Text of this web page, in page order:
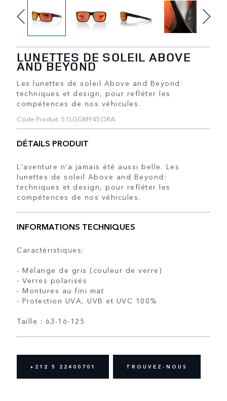
LUNETTES DE SOLEIL ABOVE
AND BEYOND
Les lunettes de soleil Above and Beyond:
techniques et design, pour refléter les
compétences de nos véhicules.
Code Produit: 51LGGM945ORA
DÉTAILS PRODUIT
L'aventure n'a jamais été aussi belle. Les
lunettes de soleil Above and Beyond:
techniques et design, pour refléter les
compétences de nos véhicules.
INFORMATIONS TECHNIQUES
Caractéristiques:
- Mélange de gris (couleur de verre)
- Verres polarisés
- Montures au fini mat
- Protection UVA, UVB et UVC 100%
Taille : 63-16-125
+212 5 22400701 TROUVEZ-NOUS